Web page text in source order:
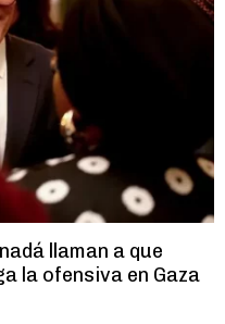
llaman a que
la ofensiva en Gaza